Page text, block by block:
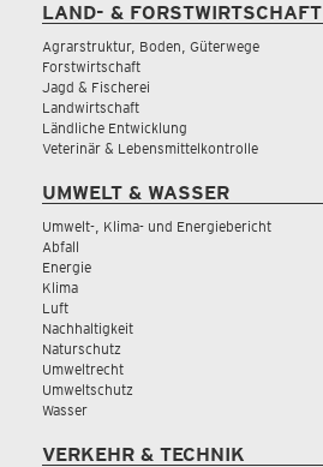
LAND- & FORSTWIRTSCHAFT
Agrarstruktur, Boden, Güterwege
Forstwirtschaft
Jagd & Fischerei
Landwirtschaft
Ländliche Entwicklung
Veterinär & Lebensmittelkontrolle
UMWELT & WASSER
Umwelt-, Klima- und Energiebericht
Abfall
Energie
Klima
Luft
Nachhaltigkeit
Naturschutz
Umweltrecht
Umweltschutz
Wasser
VERKEHR & TECHNIK